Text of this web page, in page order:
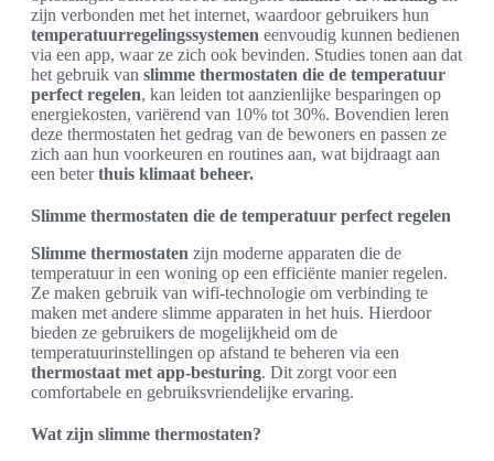
zijn verbonden met het internet, waardoor gebruikers hun
temperatuurregelingssystemen eenvoudig kunnen bedienen
via een app, waar ze zich ook bevinden. Studies tonen aan dat
het gebruik van slimme thermostaten die de temperatuur
perfect regelen, kan leiden tot aanzienlijke besparingen op
energiekosten, variërend van 10% tot 30%. Bovendien leren
deze thermostaten het gedrag van de bewoners en passen ze
zich aan hun voorkeuren en routines aan, wat bijdraagt aan
een beterthuis klimaat beheer.
Slimme thermostaten die de temperatuur perfect regelen
Slimme thermostaten zijn moderne apparaten die de
temperatuur in een woning op een efficiënte manier regelen.
Ze maken gebruik van wifi-technologie om verbinding te
maken met andere slimme apparaten in het huis. Hierdoor
bieden ze gebruikers de mogelijkheid om de
temperatuurinstellingen op afstand te beheren via een
thermostaat met app-besturing. Dit zorgt voor een
comfortabele en gebruiksvriendelijke ervaring.
Wat zijn slimme thermostaten?